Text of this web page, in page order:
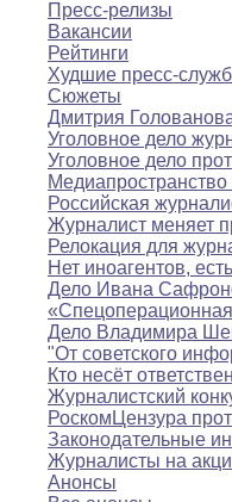
Пресс-релизы
Вакансии
Рейтинги
Худшие пресс-
Сюжеты
Дмитрия
Уголовное дело
Уголовное дело
Российская
Журналист меняет
Релокация для
Нет иноагентов,
Дело Ивана
Дело Владимира
"От советского
Кто несёт
Журналистский
РоскомЦензура
Законодательные
Журналисты на
Анонсы